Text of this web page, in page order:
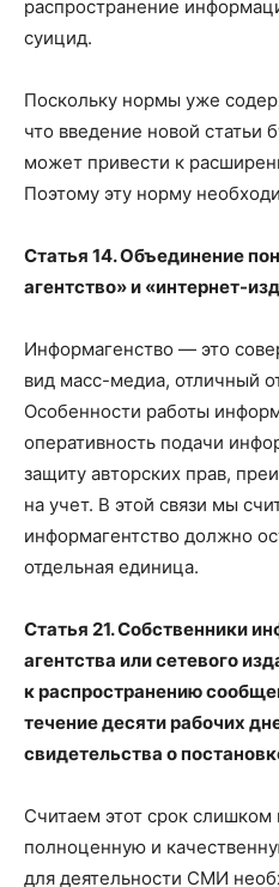
распространение
суицид.
Поскольку нормы уже
что введение новой статьи
может привести к
Поэтому эту норму
Статья 14. Объединение
агентство» и «интернет-
Информагенство — это
вид масс-медиа, отличный
Особенности работы
оперативность подачи
защиту авторских прав,
на учет. В этой связи мы
информагентство должно
отдельная единица.
Статья 21. Собственники
агентства или сетевого
к распространению
течение десяти рабочих
свидетельства о
Считаем этот срок слишком
полноценную и
для деятельности СМИ